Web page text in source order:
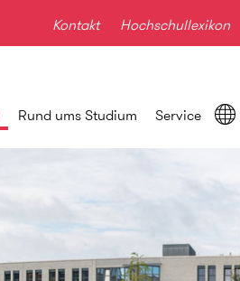
Kontakt Hochschullexikon
Rund ums Studium Service